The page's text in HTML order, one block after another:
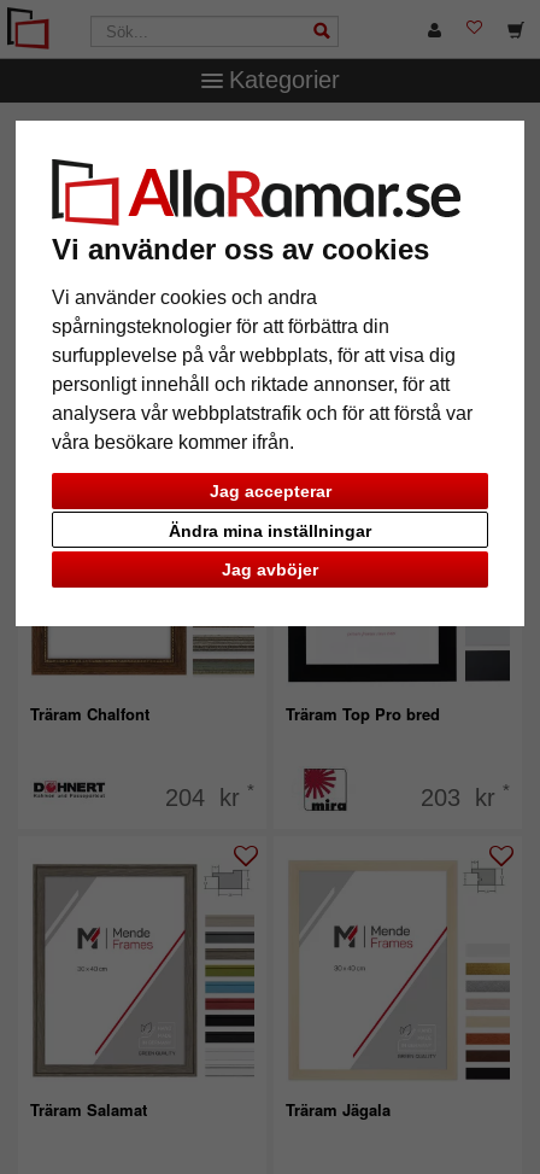
Vi använder oss av cookies
Vi använder cookies och andra
spårningsteknologier för att förbättra din
surfupplevelse på vår webbplats, för att visa dig
personligt innehåll och riktade annonser, för att
analysera vår webbplatstrafik och för att förstå var
våra besökare kommer ifrån.
Jag accepterar
Jag avböjer
Ändra mina inställningar
Kategorier
Återställ alla filter
Format: 10x10
12 Artiklar Populärast
Grid
Träram Chalfont
204 kr *
Träram Top Pro bred
203 kr *
Träram Salamat Träram Jägala